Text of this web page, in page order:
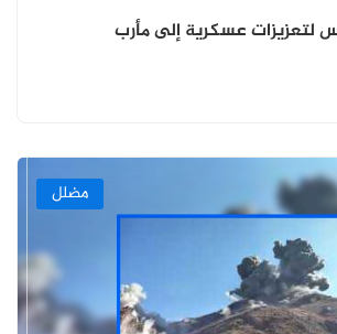
لتعزيزات عسكرية إلى مأرب
مضلل